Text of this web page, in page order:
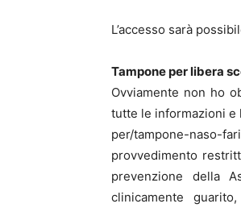
L’accesso sarà
Tampone per libera
Ovviamente non ho
tutte le informazioni e
per/tampone-
provvedimento
prevenzione della
clinicamente